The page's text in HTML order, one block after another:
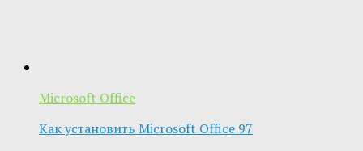
Microsoft Office
Как установить Microsoft Office 97